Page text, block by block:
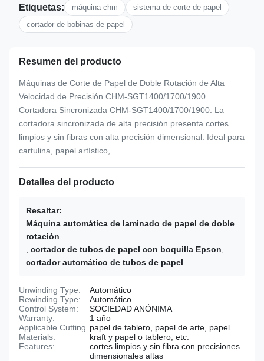
Etiquetas: máquina chm
sistema de corte de papel
cortador de bobinas de papel
Resumen del producto
Máquinas de Corte de Papel de Doble Rotación de Alta
Velocidad de Precisión CHM-SGT1400/1700/1900
Cortadora Sincronizada CHM-SGT1400/1700/1900: La
cortadora sincronizada de alta precisión presenta cortes
limpios y sin fibras con alta precisión dimensional. Ideal para
cartulina, papel artístico, ...
Detalles del producto
Resaltar:
Máquina automática de laminado de papel de doble
rotación
cortador de tubos de papel con boquilla Epson
cortador automático de tubos de papel
Unwinding Type:
Automático
Rewinding Type:
Automático
Control System:
SOCIEDAD ANÓNIMA
Warranty:
1 año
Applicable Cutting
Materials:
papel de tablero, papel de arte, papel
kraft y papel o tablero, etc.
Features:
cortes limpios y sin fibra con precisiones
dimensionales altas